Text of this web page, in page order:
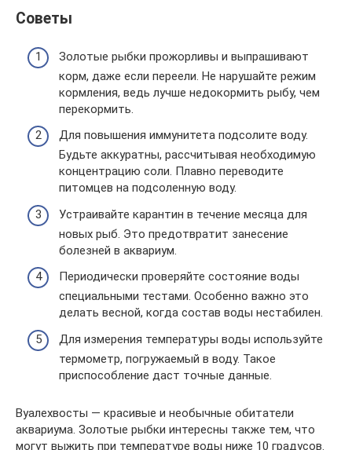
Советы
Золотые рыбки прожорливы и выпрашивают
корм, даже если переели. Не нарушайте режим
кормления, ведь лучше недокормить рыбу, чем
перекормить.
Для повышения иммунитета подсолите воду.
Будьте аккуратны, рассчитывая необходимую
концентрацию соли. Плавно переводите
питомцев на подсоленную воду.
Устраивайте карантин в течение месяца для
новых рыб. Это предотвратит занесение
болезней в аквариум.
Периодически проверяйте состояние воды
специальными тестами. Особенно важно это
делать весной, когда состав воды нестабилен.
Для измерения температуры воды используйте
термометр, погружаемый в воду. Такое
приспособление даст точные данные.
Вуалехвосты — красивые и необычные обитатели
аквариума. Золотые рыбки интересны также тем, что
могут выжить при температуре воды ниже 10 градусов.